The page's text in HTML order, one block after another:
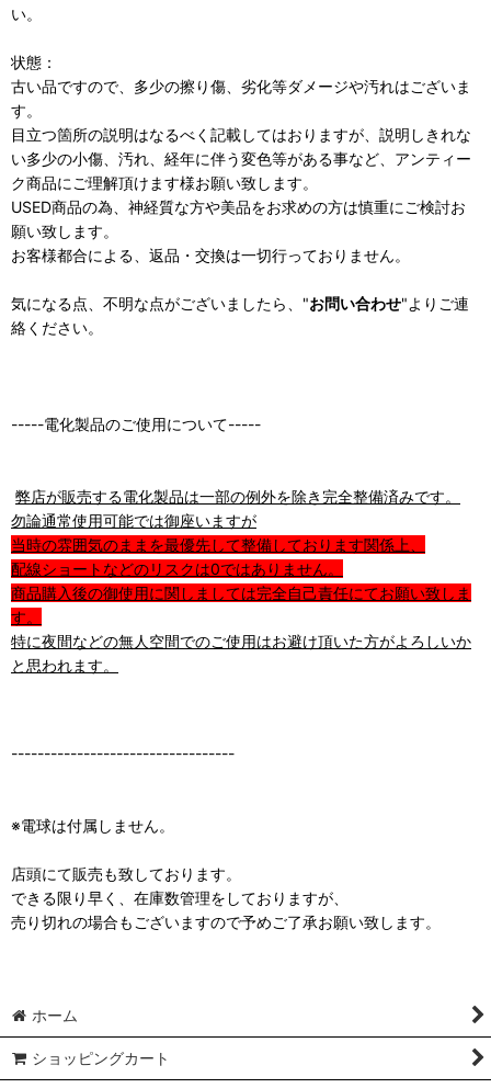
い。
状態：
古い品ですので、多少の擦り傷、劣化等ダメージや汚れはございま
す。
目立つ箇所の説明はなるべく記載してはおりますが、説明しきれな
い多少の小傷、汚れ、経年に伴う変色等がある事など、アンティー
ク商品にご理解頂けます様お願い致します。
USED商品の為、神経質な方や美品をお求めの方は慎重にご検討お
願い致します。
お客様都合による、返品・交換は一切行っておりません。
気になる点、不明な点がございましたら、"お問い合わせ"よりご連
絡ください。
-----電化製品のご使用について-----
弊店が販売する電化製品は一部の例外を除き完全整備済みです。
勿論通常使用可能では御座いますが
当時の雰囲気のままを最優先して整備しております関係上、
配線ショートなどのリスクは0ではありません。
商品購入後の御使用に関しましては完全自己責任にてお願い致しま
す。
特に夜間などの無人空間でのご使用はお避け頂いた方がよろしいか
と思われます。
----------------------------------
※電球は付属しません。
店頭にて販売も致しております。
できる限り早く、在庫数管理をしておりますが、
売り切れの場合もございますので予めご了承お願い致します。
ホーム
ショッピングカート